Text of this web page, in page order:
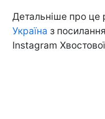
Детальніше про це
Україна з
Instagram